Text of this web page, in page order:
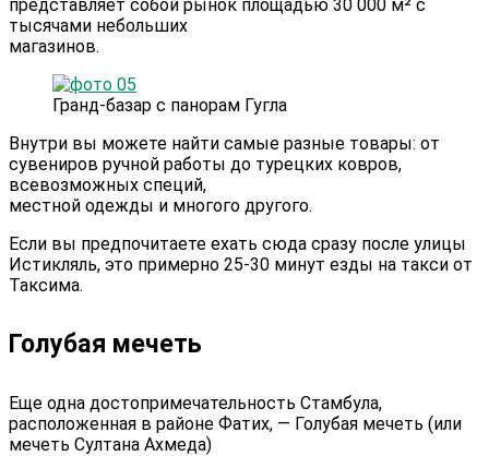
представляет собой рынок площадью 30 000 м² с
тысячами небольших
магазинов.
Гранд-базар с панорам Гугла
Внутри вы можете найти самые разные товары: от
сувениров ручной работы до турецких ковров,
всевозможных специй,
местной одежды и многого другого.
Если вы предпочитаете ехать сюда сразу после улицы
Истикляль, это примерно 25-30 минут езды на такси от
Таксима.
Голубая мечеть
Еще одна достопримечательность Стамбула,
расположенная в районе Фатих, — Голубая мечеть (или
мечеть Султана Ахмеда)